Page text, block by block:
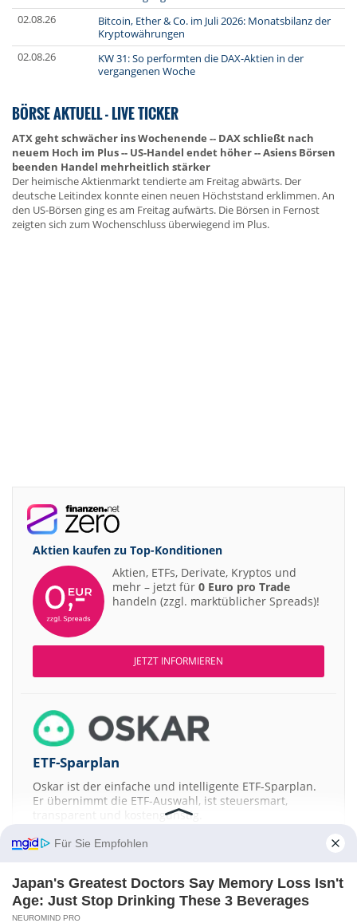
02.08.26
Bitcoin, Ether & Co. im Juli 2026: Monatsbilanz der
Kryptowährungen
02.08.26
KW 31: So performten die DAX-Aktien in der
vergangenen Woche
BÖRSE AKTUELL - LIVE TICKER
ATX geht schwächer ins Wochenende -- DAX schließt nach
neuem Hoch im Plus -- US-Handel endet höher -- Asiens Börsen
beenden Handel mehrheitlich stärker
Der heimische Aktienmarkt tendierte am Freitag abwärts. Der
deutsche Leitindex konnte einen neuen Höchststand erklimmen. An
den US-Börsen ging es am Freitag aufwärts. Die Börsen in Fernost
zeigten sich zum Wochenschluss überwiegend im Plus.
Aktien kaufen zu Top-Konditionen
Aktien, ETFs, Derivate, Kryptos und
mehr – jetzt für 0 Euro pro Trade
handeln (zzgl. marktüblicher Spreads)!
JETZT INFORMIEREN
ETF-Sparplan
Oskar ist der einfache und intelligente ETF-Sparplan.
Er übernimmt die ETF-Auswahl, ist steuersmart,
transparent und kostengünstig.
JETZT MEHR ERFAHREN
Für Sie Empfohlen
Japan's Greatest Doctors Say Memory Loss Isn't
Age: Just Stop Drinking These 3 Beverages
NEUROMIND PRO